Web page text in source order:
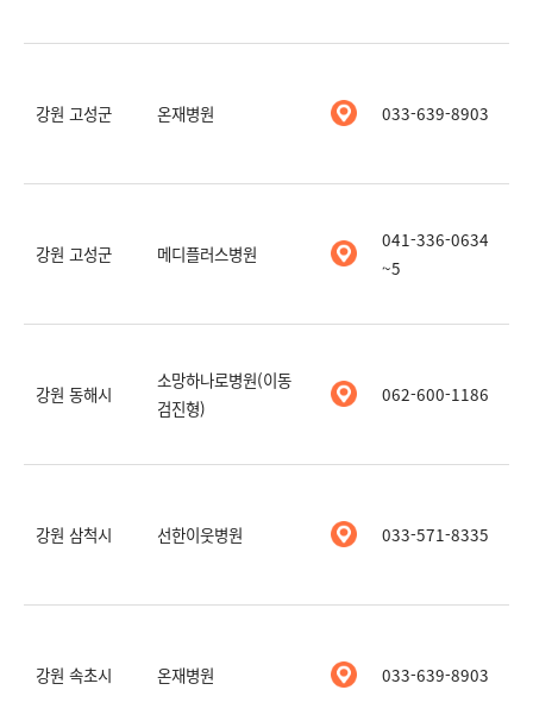
강원 고성군 온재병원 033-639-8903
강원 고성군 메디플러스병원
041-336-0634
~5
강원 동해시
소망하나로병원(이동
검진형)
062-600-1186
강원 삼척시 선한이웃병원 033-571-8335
강원 속초시 온재병원 033-639-8903